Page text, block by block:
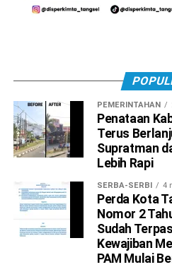
PEMERINTAHAN
Penataan
Terus
Supratman
Lebih Rapi
SERBA-SERBI 4
Perda Kota
Nomor 2
Sudah
Kewajiban
PAM Mulai